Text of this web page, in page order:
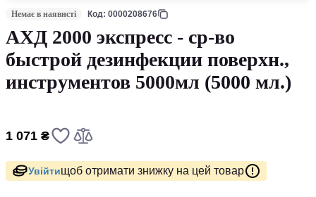
Немає в наявнсті Код: 0000208676
АХД 2000 экспресс - ср-во
быстрой дезинфекции поверхн.,
инструментов 5000мл (5000 мл.)
1 071 ₴
Увійтищоб отримати знижку на цей товар